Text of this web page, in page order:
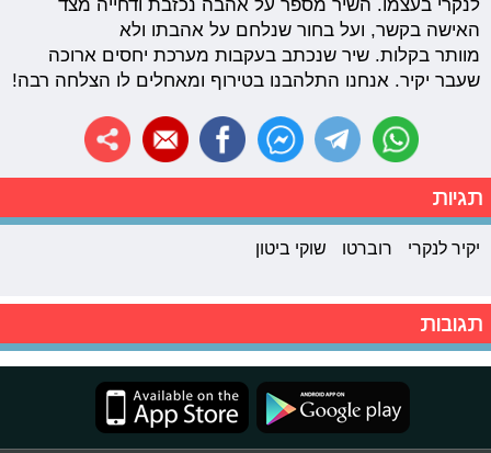
לנקרי בעצמו. השיר מספר על אהבה נכזבת ודחייה מצד
האישה בקשר, ועל בחור שנלחם על אהבתו ולא
מוותר בקלות. שיר שנכתב בעקבות מערכת יחסים ארוכה
שעבר יקיר. אנחנו התלהבנו בטירוף ומאחלים לו הצלחה רבה!
תגיות
יקיר לנקרי רוברטו שוקי ביטון
תגובות